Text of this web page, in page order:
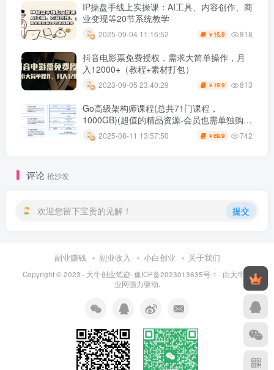
IP操盘手线上实操课：AI工具、内容创作、商
业变现等20节系统教学
2025-09-04 11:16:52 ￥ 15.9 818
抖音电影票免费授权，需求大简单操作，月
入12000+（教程+素材打包）
2023-09-05 23:40:29 ￥ 19.9 813
Go高级架构师课程(总共71门课程，
1000GB)(超值的精品资源-会员也需单独购买
哦)
2025-08-11 13:57:50 ￥69.9 742
评论 抢沙发
欢迎您留下宝贵的见解！ 提交
副业赚钱 副业收入 小白创业 关于我们
Copyright © 2023 · 大牛创业笔迹· 豫ICP备2023013635号-1 · 由大牛创
业网强力驱动.